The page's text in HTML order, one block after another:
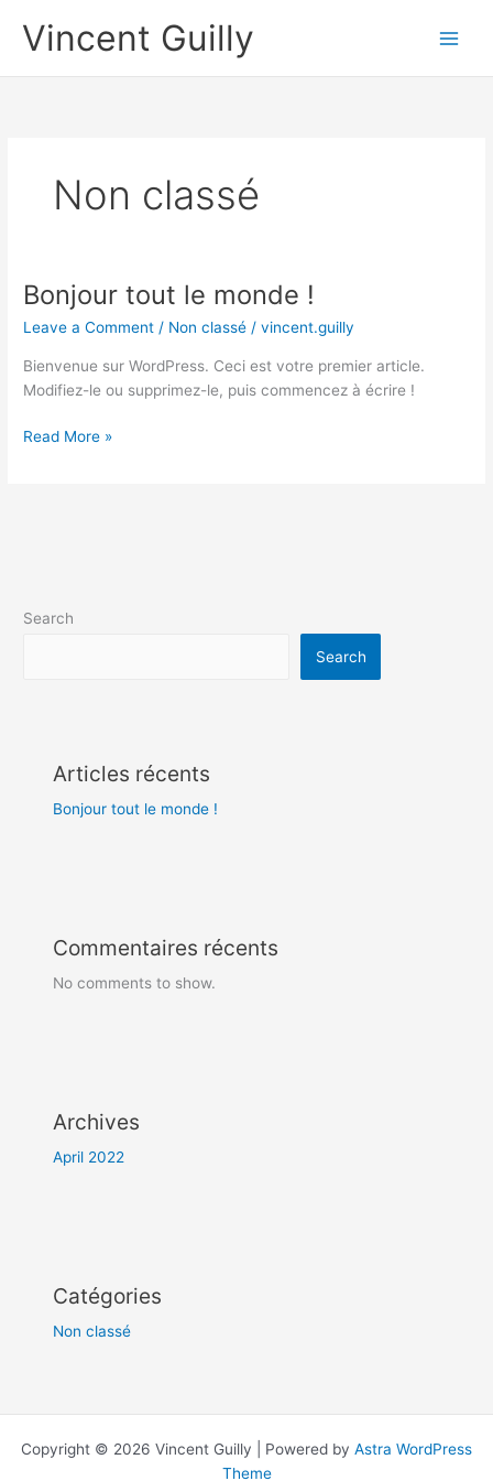
Vincent Guilly
Non classé
Bonjour tout le monde !
Leave a Comment / Non classé /vincent.guilly
Bienvenue sur WordPress. Ceci est votre premier article.
Modifiez-le ou supprimez-le, puis commencez à écrire !
Bonjour
Read More »
Search
Search
Articles récents
Bonjour tout le monde !
Commentaires récents
No comments to show.
Archives
April 2022
Catégories
Non classé
Copyright © 2026 Vincent Guilly | Powered by Astra WordPress
Theme